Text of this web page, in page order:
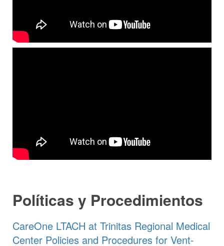
Políticas y Procedimientos
CareOne LTACH at Trinitas Regional Medical
Center Policies and Procedures for Vent-